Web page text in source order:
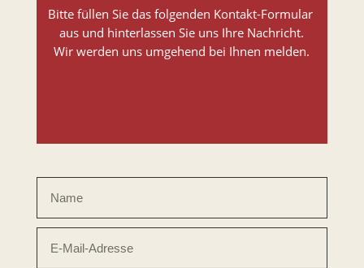
Bitte füllen Sie das folgenden Kontakt-Formular
aus und hinterlassen Sie uns Ihre Nachricht.
Wir werden uns umgehend bei Ihnen melden.